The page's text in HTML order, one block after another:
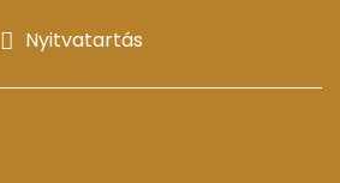
Nyitvatartás